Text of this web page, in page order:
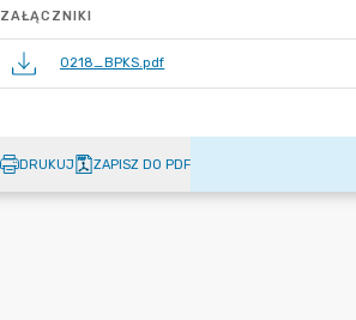
ZAŁĄCZNIKI
0218_BPKS.pdf
DRUKUJ ZAPISZ DO PDF